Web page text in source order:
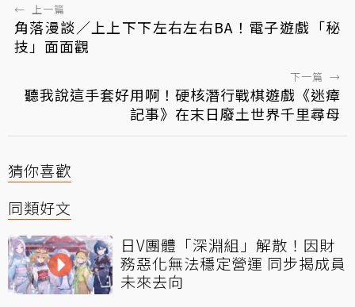
← 上一篇
角落漫談／上上下下左右左右BA！電子遊戲「秘
技」面面觀
下一篇 →
聽我說這手套好用啊！硬核潛行戰棋遊戲《迷瘴
記事》在末日廢土世界千里尋母
猜你喜歡
同類好文
日V團體「深淵組」解散！因財
務惡化無法穩定營運 同步揭成員
未來去向